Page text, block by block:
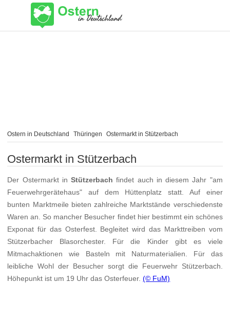
Ostern in Deutschland Thüringen Ostermarkt in Stützerbach
Ostermarkt in Stützerbach
Der Ostermarkt inStützerbach findet auch in diesem Jahr "am
Feuerwehrgerätehaus" auf dem Hüttenplatz statt. Auf einer
bunten Marktmeile bieten zahlreiche Marktstände verschiedenste
Waren an. So mancher Besucher findet hier bestimmt ein schönes
Exponat für das Osterfest. Begleitet wird das Markttreiben vom
Stützerbacher Blasorchester. Für die Kinder gibt es viele
Mitmachaktionen wie Basteln mit Naturmaterialien. Für das
leibliche Wohl der Besucher sorgt die Feuerwehr Stützerbach.
Höhepunkt ist um 19 Uhr das Osterfeuer.(© FuM)